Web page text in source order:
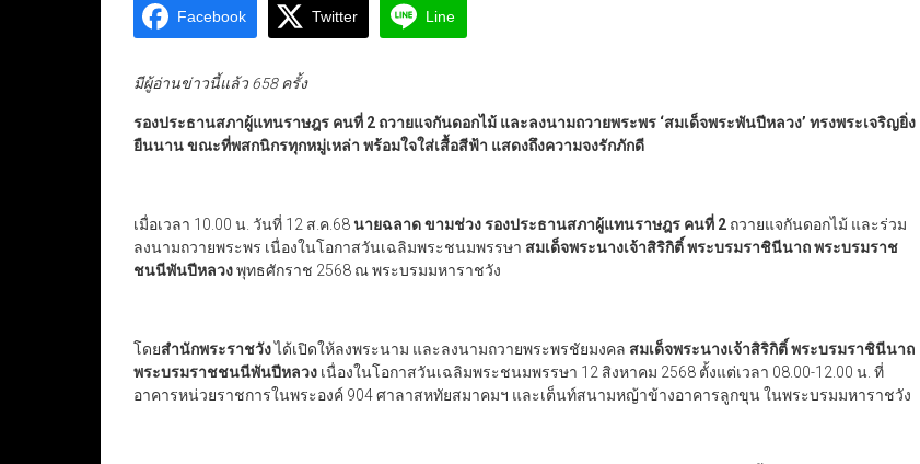
Facebook Twitter Line
มีผู้อ่านข่าวนี้แล้ว 658 ครั้ง
รองประธานสภาผู้แทนราษฎร คนที่ 2 ถวายแจกันดอกไม้ และลงนามถวายพระพร ‘สมเด็จพระพันปีหลวง’ ทรงพระเจริญยิ่ง
ยืนนาน ขณะที่พสกนิกรทุกหมู่เหล่า พร้อมใจใส่เสื้อสีฟ้า แสดงถึงความจงรักภักดี
เมื่อเวลา 10.00 น. วันที่ 12 ส.ค.68นายฉลาด ขามช่วง รองประธานสภาผู้แทนราษฎร คนที่ 2 ถวายแจกันดอกไม้ และร่วม
ลงนามถวายพระพร เนื่องในโอกาสวันเฉลิมพระชนมพรรษา สมเด็จพระนางเจ้าสิริกิติ์ พระบรมราชินีนาถ พระบรมราช
ชนนีพันปีหลวงพุทธศักราช 2568 ณ พระบรมมหาราชวัง
โดยสำนักพระราชวังได้เปิดให้ลงพระนาม และลงนามถวายพระพรชัยมงคล สมเด็จพระนางเจ้าสิริกิติ์ พระบรมราชินีนาถ
พระบรมราชชนนีพันปีหลวง เนื่องในโอกาสวันเฉลิมพระชนมพรรษา 12 สิงหาคม 2568 ตั้งแต่เวลา 08.00-12.00 น. ที่
อาคารหน่วยราชการในพระองค์ 904 ศาลาสหทัยสมาคมฯ และเต็นท์สนามหญ้าข้างอาคารลูกขุน ในพระบรมมหาราชวัง